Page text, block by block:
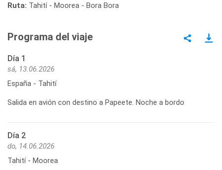
Ruta: Tahití - Moorea - Bora Bora
Programa del viaje
Día 1
sá, 13.06.2026
España - Tahití
Salida en avión con destino a Papeete. Noche a bordo
Día 2
do, 14.06.2026
Tahití - Moorea